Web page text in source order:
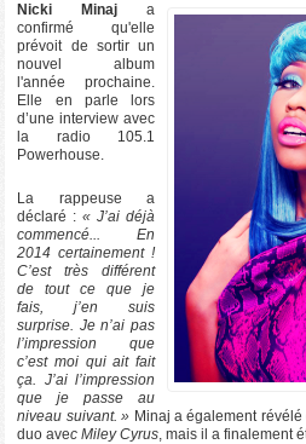
Nicki Minaj a
confirmé qu'elle
prévoit de sortir un
nouvel album
l'année prochaine.
Elle en parle lors
d’une interview avec
la radio 105.1
Powerhouse.
La rappeuse a
déclaré : « J’ai déjà
commencé... En
2014 certainement !
C’est très différent
de tout ce que je
fais, j’en suis
surprise. Je n’ai pas
l’impression que
c’est moi qui ait fait
ça. J’ai l’impression
que je passe au
niveau suivant. » Minaj a également
duo avec Miley Cyrus, mais il a finalement